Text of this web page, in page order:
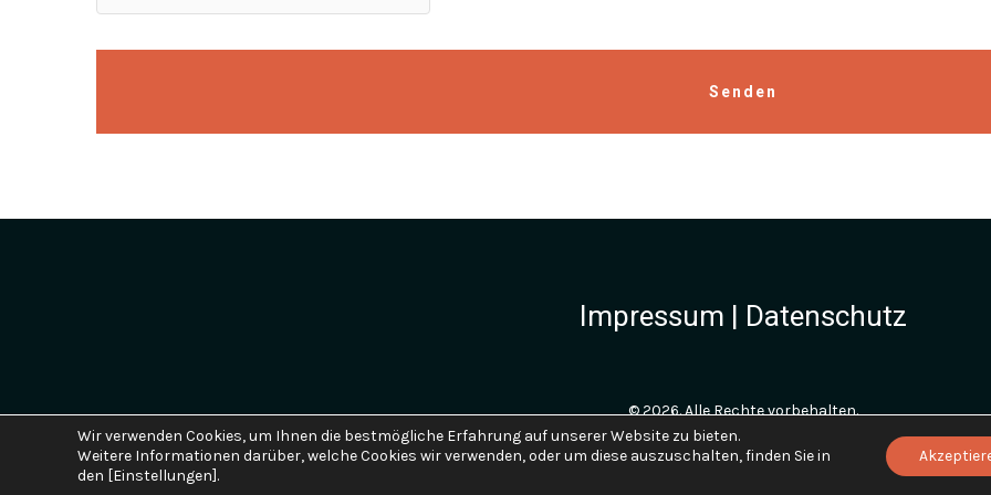
Impressum | Datenschutz
© 2026. Alle Rechte vorbehalten.
Wir verwenden Cookies, um Ihnen die bestmögliche Erfahrung auf unserer Website zu bieten.
Weitere Informationen darüber, welche Cookies wir verwenden, oder um diese auszuschalten, finden Sie in
den [Einstellungen].